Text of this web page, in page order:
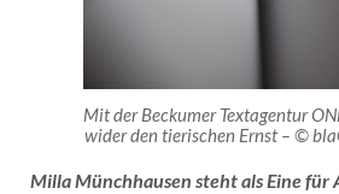
Mit der Beckumer Textagentur
wider den tierischen Ernst – ©
Milla Münchhausen steht als Eine für